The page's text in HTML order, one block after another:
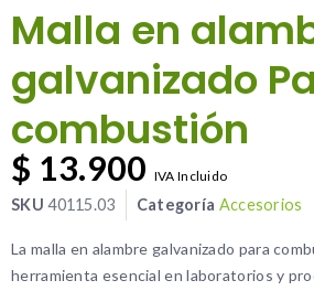
Malla en
galvanizado
combustión
$ 13.900 IVA Incluido
SKU40115.03 Categoría Accesorios
La malla en alambre galvanizado para
herramienta esencial en laboratorios y